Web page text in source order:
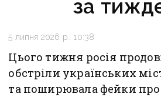
за
5 липня 2026 р., 10:38
Цього тижня росія
обстріли українських
та поширювала фейки про